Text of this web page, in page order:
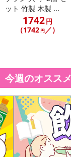
ット 竹製 木製 ...
1742円
（1742 円／）
今週のオススメ